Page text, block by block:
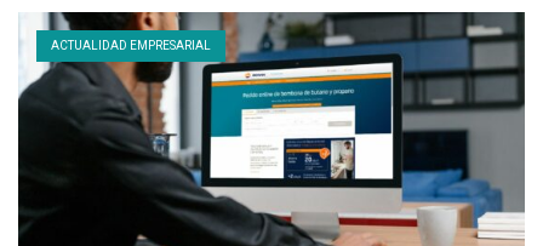
ACTUALIDAD EMPRESARIAL